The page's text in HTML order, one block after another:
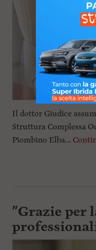
Il dottor Giudice
Struttura Complessa
Piombino Elba...
"Grazie per